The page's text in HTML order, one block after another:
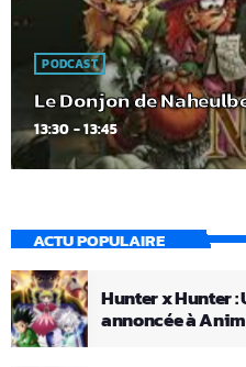
PODCAST
Le Donjon de
13:30 - 13:45
ACTU POPULAIRE
Hunter x Hunter
annoncée à